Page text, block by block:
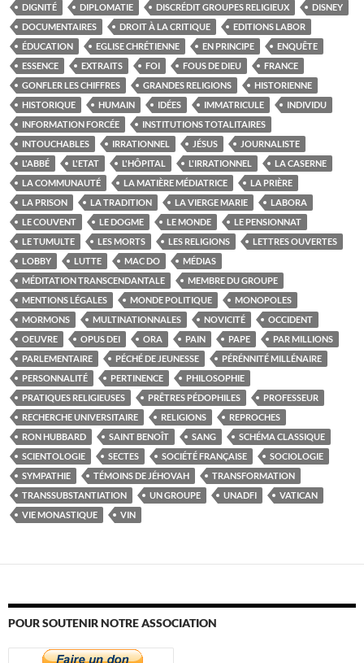
DIGNITÉ DIPLOMATIE DISCRÉDIT GROUPES RELIGIEUX
DISNEY
DOCUMENTAIRES
DROIT À LA CRITIQUE
EDITIONS LABOR
ÉDUCATION
EGLISE CHRÉTIENNE EN PRINCIPE
ENQUÊTE
ESSENCE
EXTRAITS FOI FOUS DE DIEU
FRANCE
GONFLER LES CHIFFRES
GRANDES RELIGIONS
HISTORIENNE
HISTORIQUE
HUMAIN IDÉES IMMATRICULE
INDIVIDU
INFORMATION FORCÉE
INSTITUTIONS TOTALITAIRES
INTOUCHABLES
IRRATIONNEL JÉSUS
JOURNALISTE
L'ABBÉ
L'ETAT L'HÔPITAL L'IRRATIONNEL
LA CASERNE
LA COMMUNAUTÉ
LA MATIÈRE MÉDIATRICE
LA PRIÈRE
LA PRISON
LA TRADITION LA VIERGE MARIE
LABORA
LE COUVENT
LE DOGME LE MONDE
LE PENSIONNAT
LE TUMULTE
LES MORTS LES RELIGIONS
LETTRES OUVERTES
LOBBY
LUTTE MAC DO
MÉDIAS
MÉDITATION TRANSCENDANTALE
MEMBRE DU GROUPE
MENTIONS LÉGALES
MONDE POLITIQUE
MONOPOLES
MORMONS
MULTINATIONNALES NOVICITÉ
OCCIDENT
OEUVRE
OPUS DEI ORA PAIN PAPE
PAR MILLIONS
PARLEMENTAIRE
PÉCHÉ DE JEUNESSE
PÉRÉNNITÉ MILLÉNAIRE
PERSONNALITÉ
PERTINENCE
PHILOSOPHIE
PRATIQUES RELIGIEUSES
PRÊTRES PÉDOPHILES
PROFESSEUR
RECHERCHE UNIVERSITAIRE
RELIGIONS
REPROCHES
RON HUBBARD
SAINT BENOÎT SANG
SCHÉMA CLASSIQUE
SCIENTOLOGIE
SECTES SOCIÉTÉ FRANÇAISE
SOCIOLOGIE
SYMPATHIE
TÉMOINS DE JÉHOVAH
TRANSFORMATION
TRANSSUBSTANTIATION
UN GROUPE UNADFI
VATICAN
VIE MONASTIQUE
VIN
POUR SOUTENIR NOTRE ASSOCIATION